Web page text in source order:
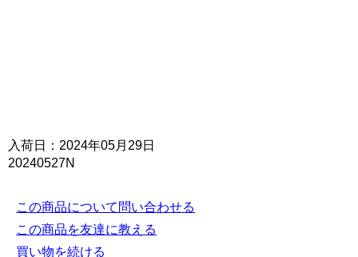
入荷日：2024年05月29日
20240527N
この商品について問い合わせる
この商品を友達に教える
買い物を続ける